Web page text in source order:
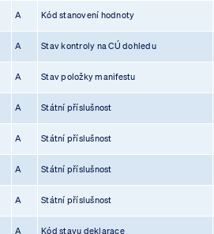
A Kód stanovení hodnoty
A Stav kontroly na CÚ dohledu
A Stav položky manifestu
A Státní příslušnost
A Státní příslušnost
A Státní příslušnost
A Státní příslušnost
A Kód stavu deklarace